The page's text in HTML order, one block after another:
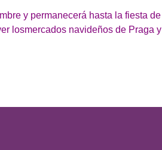
y permanecerá hasta la fiesta de
losmercados navideños de Praga y